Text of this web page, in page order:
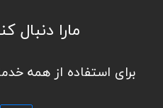
مارا دنبال
برای استفاده از همه